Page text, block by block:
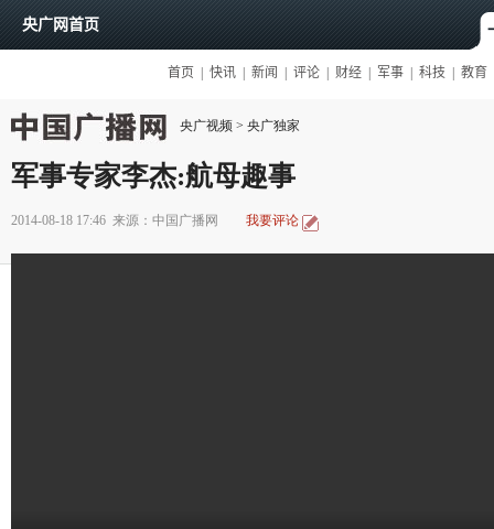
央广视频 > 央广独家
军事专家李杰:航母趣事
2014-08-18 17:46 来源：中国广播网 我要评论